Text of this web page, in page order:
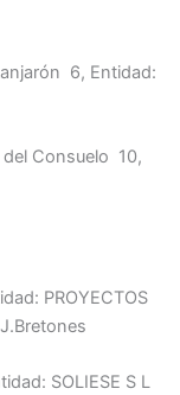
6, Entidad:
Consuelo 10,
PROYECTOS
SOLIESE S L